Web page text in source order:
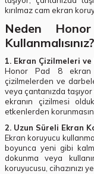
kırılmaz cam ekran
Neden
Kullanmalısınız?
1. Ekran Çizilmeleri
Honor Pad 8 ekran
çizilmelerden ve
veya çantanızda
ekranın çizilmesi
etkenlerden
2. Uzun Süreli Ekran
Ekran koruyucu
boyunca yeni gibi
dokunma veya
koruyucusu, cihazınızı